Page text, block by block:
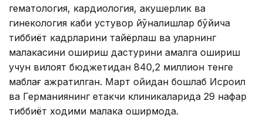
гематология, кардиология, акушерлик ва
гинекология каби устувор йўналишлар бўйича
тиббиёт кадрларини тайёрлаш ва уларнинг
малакасини ошириш дастурини амалга ошириш
учун вилоят бюджетидан 840,2 миллион тенге
маблағ ажратилган. Март ойидан бошлаб Исроил
ва Германиянинг етакчи клиникаларида 29 нафар
тиббиёт ходими малака оширмоқда.